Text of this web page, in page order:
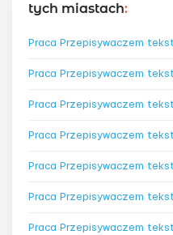
tych miastach:
Praca Przepisywaczem
Praca Przepisywaczem
Praca Przepisywaczem
Praca Przepisywaczem
Praca Przepisywaczem
Praca Przepisywaczem